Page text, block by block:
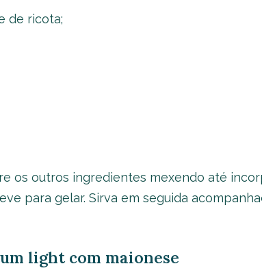
de ricota;
os outros ingredientes mexendo até
para gelar. Sirva em seguida
light com maionese